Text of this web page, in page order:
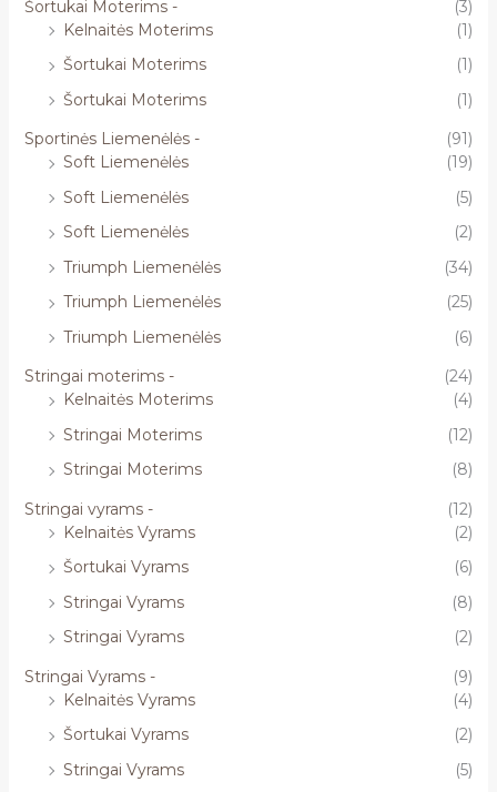
Šortukai Moterims -
(3)
Kelnaitės Moterims
(1)
Šortukai Moterims
(1)
Šortukai Moterims
(1)
Sportinės Liemenėlės -
(91)
Soft Liemenėlės
(19)
Soft Liemenėlės
(5)
Soft Liemenėlės
(2)
Triumph Liemenėlės
(34)
Triumph Liemenėlės
(25)
Triumph Liemenėlės
(6)
Stringai moterims -
(24)
Kelnaitės Moterims
(4)
Stringai Moterims
(12)
Stringai Moterims
(8)
Stringai vyrams -
(12)
Kelnaitės Vyrams
(2)
Šortukai Vyrams
(6)
Stringai Vyrams
(8)
Stringai Vyrams
(2)
Stringai Vyrams -
(9)
Kelnaitės Vyrams
(4)
Šortukai Vyrams
(2)
Stringai Vyrams
(5)